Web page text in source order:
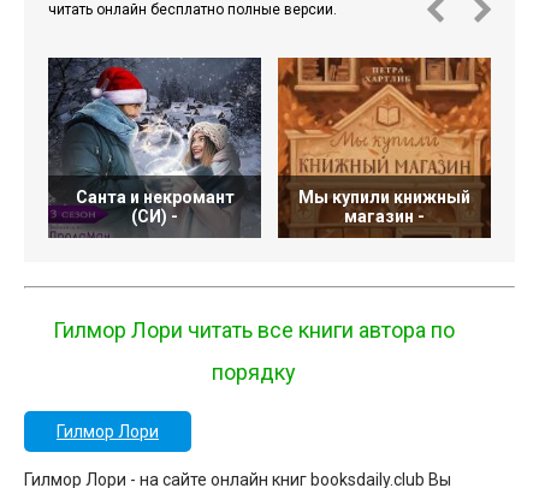
читать онлайн бесплатно полные версии.
Санта и некромант
(СИ) -
Мы купили книжный
магазин -
Гилмор Лори читать все книги автора по
порядку
Гилмор Лори
Гилмор Лори - на сайте онлайн книг booksdaily.club Вы